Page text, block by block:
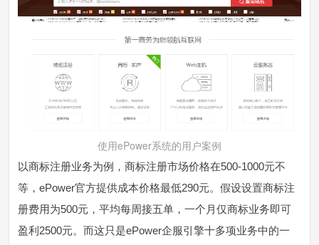
使用ePower系统的用户案例
以商标注册业务为例，商标注册市场价格在500-1000元不
等，ePower官方提供成本价格最低290元。假设设置商标注
册费用为500元，平均每周接五单，一个月仅商标业务即可
盈利2500元。而这只是ePower企服引擎十多项业务中的一